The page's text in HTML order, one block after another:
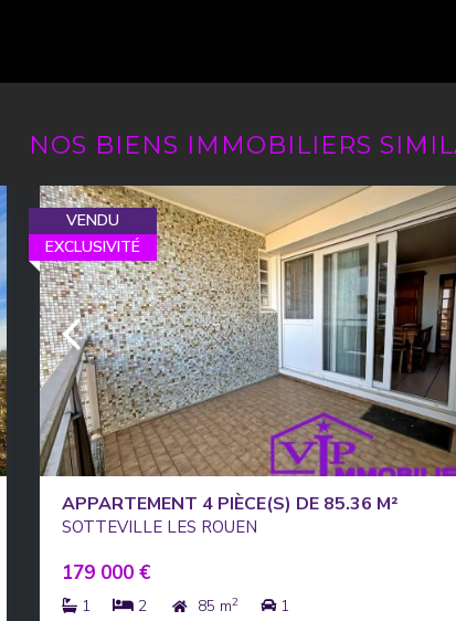
NOS BIENS IMMOBILIERS
VENDU
EXCLUSIVITÉ
APPARTEMENT 4 PIÈCE(S) DE 85.36 M²
SOTTEVILLE LES ROUEN
179 000 €
1 2 85 m2 1